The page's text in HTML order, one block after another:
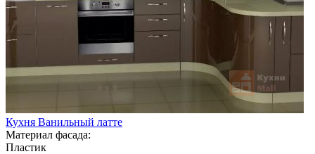
Кухня Ванильный латте
Материал фасада:
Пластик